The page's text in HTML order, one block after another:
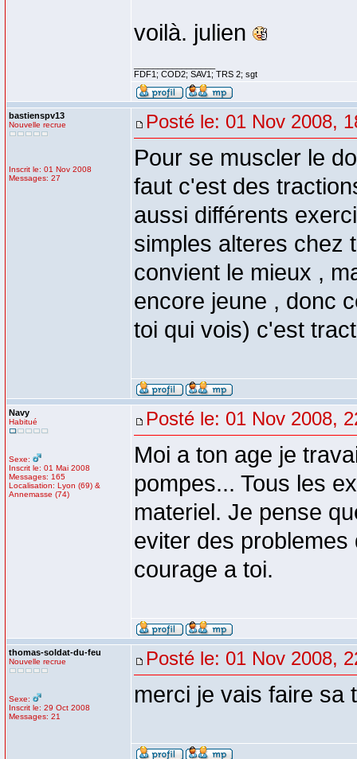
voilà. julien
FDF1; COD2; SAV1; TRS 2; sgt
bastienspv13
Nouvelle recrue
Inscrit le: 01 Nov 2008
Messages: 27
Posté le: 01 Nov 2008,
Pour se muscler le
faut c'est des
aussi différents
simples alteres chez
convient le mieux ,
encore jeune , donc
toi qui vois) c'est
Navy
Habitué
Sexe:
Inscrit le: 01 Mai 2008
Messages: 165
Localisation: Lyon (69) &
Annemasse (74)
Posté le: 01 Nov 2008,
Moi a ton age je
pompes... Tous les
materiel. Je pense
eviter des
courage a toi.
thomas-soldat-du-feu
Nouvelle recrue
Sexe:
Inscrit le: 29 Oct 2008
Messages: 21
Posté le: 01 Nov 2008,
merci je vais faire